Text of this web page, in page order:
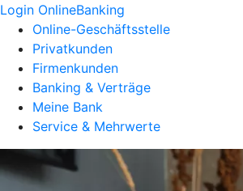
Login OnlineBanking
Online-Geschäftsstelle
Privatkunden
Firmenkunden
Banking & Verträge
Meine Bank
Service & Mehrwerte